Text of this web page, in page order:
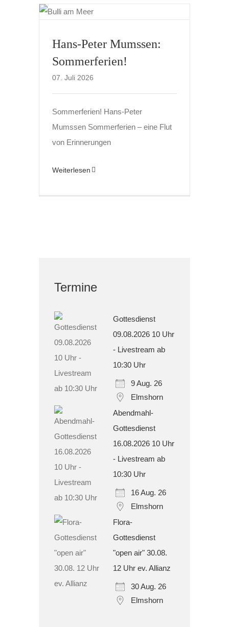
Hans-Peter Mumssen:
Sommerferien!
07. Juli 2026
Sommerferien! Hans-Peter
Mumssen Sommerferien – eine Flut
von Erinnerungen
Weiterlesen
Termine
Gottesdienst
09.08.2026 10 Uhr
- Livestream ab
10:30 Uhr
9 Aug. 26
Elmshorn
Abendmahl-
Gottesdienst
16.08.2026 10 Uhr
- Livestream ab
10:30 Uhr
16 Aug. 26
Elmshorn
Flora-
Gottesdienst
"open air" 30.08.
12 Uhr ev. Allianz
30 Aug. 26
Elmshorn